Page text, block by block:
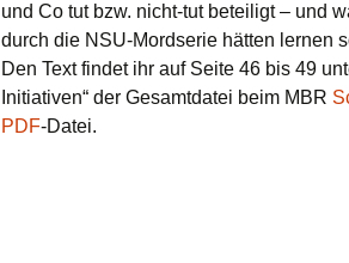
und Co tut bzw. nicht-tut beteiligt – und
durch die NSU-Mordserie hätten lernen
Den Text findet ihr auf Seite 46 bis 49
Initiativen“ der Gesamtdatei beim MBR
PDF-Datei.